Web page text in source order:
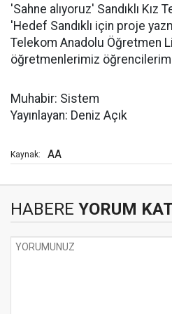
'Sahne alıyoruz' Sandıklı
'Hedef Sandıklı için proje
Telekom Anadolu Öğretmen
öğretmenlerimiz
Muhabir: Sistem
Yayınlayan: Deniz Açık
Kaynak: AA
HABERE YORUM